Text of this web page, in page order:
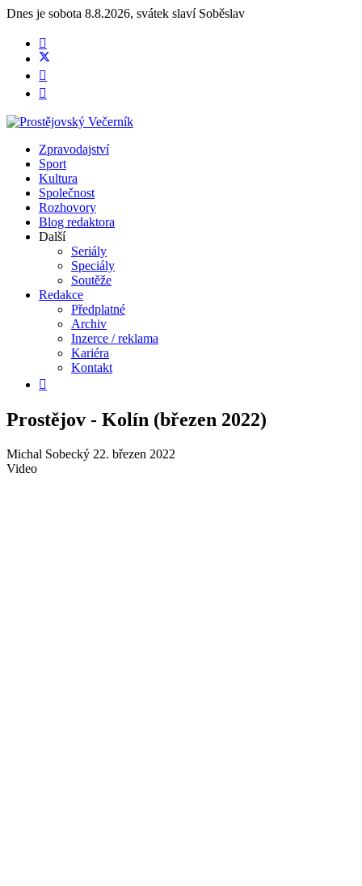
Dnes je sobota 8.8.2026, svátek slaví Soběslav
Zpravodajství
Sport
Kultura
Společnost
Rozhovory
Blog redaktora
Další
Seriály
Speciály
Soutěže
Redakce
Předplatné
Archiv
Inzerce / reklama
Kariéra
Kontakt
Prostějov - Kolín (březen 2022)
Michal Sobecký 22. březen 2022
Video